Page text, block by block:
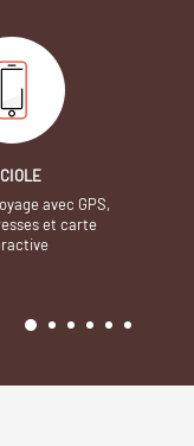
avec GPS,
et carte